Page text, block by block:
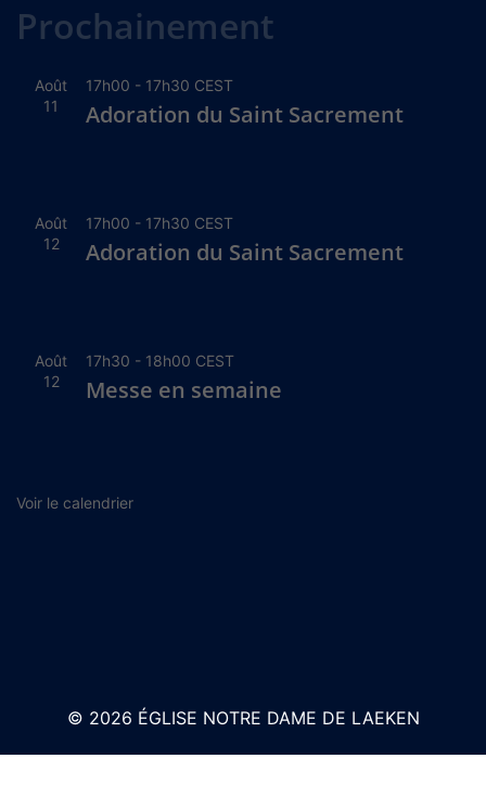
Prochainement
Août
11
17h00 - 17h30 CEST
Adoration du Saint Sacrement
Août
12
17h00 - 17h30 CEST
Adoration du Saint Sacrement
Août
12
17h30 - 18h00 CEST
Messe en semaine
Voir le calendrier
© 2026 ÉGLISE NOTRE DAME DE LAEKEN